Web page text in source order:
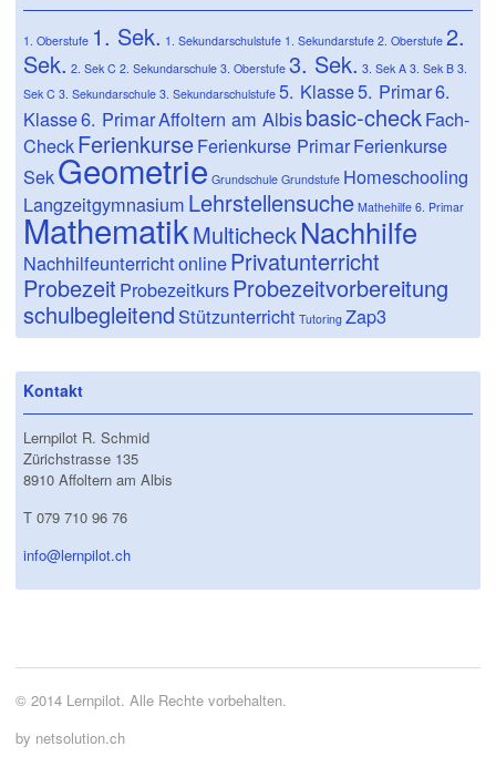
1. Oberstufe 1. Sek. 1. Sekundarschulstufe 1. Sekundarstufe 2. Oberstufe 2.
Sek. 2. Sek C 2. Sekundarschule 3. Oberstufe 3. Sek. 3. Sek A 3. Sek B 3.
Sek C 3. Sekundarschule 3. Sekundarschulstufe 5. Klasse5. Primar6.
Klasse6. PrimarAffoltern am Albisbasic-checkFach-
CheckFerienkurseFerienkurse PrimarFerienkurse
SekGeometrie Grundschule Grundstufe Homeschooling
Langzeitgymnasium Lehrstellensuche Mathehilfe 6. Primar
MathematikMulticheckNachhilfe
NachhilfeunterrichtonlinePrivatunterricht
Probezeit ProbezeitkursProbezeitvorbereitung
schulbegleitend Stützunterricht Tutoring Zap3
Kontakt
Lernpilot R. Schmid
Zürichstrasse 135
8910 Affoltern am Albis
T 079 710 96 76
info@lernpilot.ch
© 2014 Lernpilot. Alle Rechte vorbehalten.
by netsolution.ch